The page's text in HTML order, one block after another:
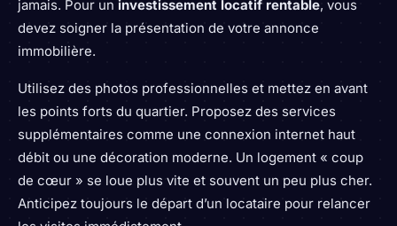
jamais. Pour un investissement locatif rentable, vous
devez soigner la présentation de votre annonce
immobilière.
Utilisez des photos professionnelles et mettez en avant
les points forts du quartier. Proposez des services
supplémentaires comme une connexion internet haut
débit ou une décoration moderne. Un logement « coup
de cœur » se loue plus vite et souvent un peu plus cher.
Anticipez toujours le départ d’un locataire pour relancer